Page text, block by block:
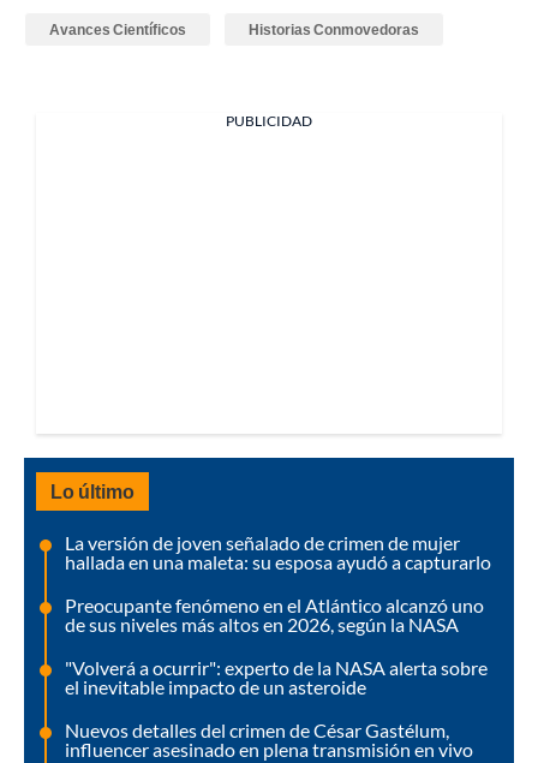
Avances Científicos Historias Conmovedoras
PUBLICIDAD
Lo último
La versión de joven señalado de crimen de mujer
hallada en una maleta: su esposa ayudó a capturarlo
Preocupante fenómeno en el Atlántico alcanzó uno
de sus niveles más altos en 2026, según la NASA
"Volverá a ocurrir": experto de la NASA alerta sobre
el inevitable impacto de un asteroide
Nuevos detalles del crimen de César Gastélum,
influencer asesinado en plena transmisión en vivo